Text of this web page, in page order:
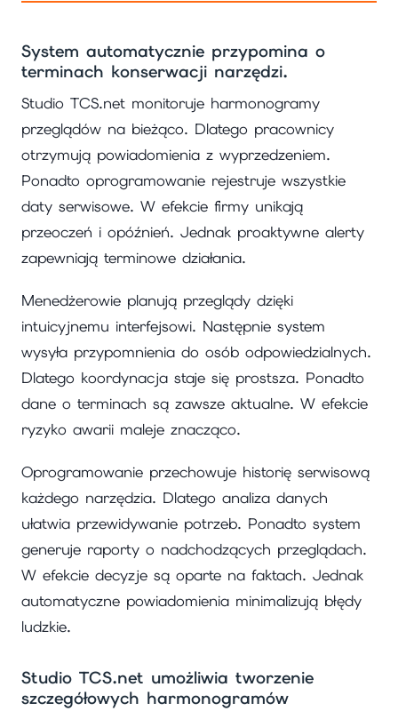
System automatycznie przypomina o
terminach konserwacji narzędzi.
Studio TCS.net monitoruje harmonogramy
przeglądów na bieżąco. Dlatego pracownicy
otrzymują powiadomienia z wyprzedzeniem.
Ponadto oprogramowanie rejestruje wszystkie
daty serwisowe. W efekcie firmy unikają
przeoczeń i opóźnień. Jednak proaktywne alerty
zapewniają terminowe działania.
Menedżerowie planują przeglądy dzięki
intuicyjnemu interfejsowi. Następnie system
wysyła przypomnienia do osób odpowiedzialnych.
Dlatego koordynacja staje się prostsza. Ponadto
dane o terminach są zawsze aktualne. W efekcie
ryzyko awarii maleje znacząco.
Oprogramowanie przechowuje historię serwisową
każdego narzędzia. Dlatego analiza danych
ułatwia przewidywanie potrzeb. Ponadto system
generuje raporty o nadchodzących przeglądach.
W efekcie decyzje są oparte na faktach. Jednak
automatyczne powiadomienia minimalizują błędy
ludzkie.
Studio TCS.net umożliwia tworzenie
szczegółowych harmonogramów